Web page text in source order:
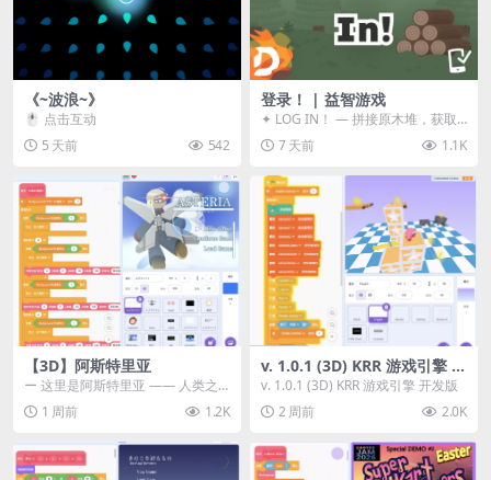
《~波浪~》
🖱️ 点击互动
5 天前
542
登录！ | 益智游戏
✦ LOG IN！ — 拼接原木堆，获取
分数！ ᑕ☲◎ ᑕ☲◎ ᑕ☲◎ ᑕ☲◎ ...
7 天前 1.1K
【3D】阿斯特里亚
ー 这里是阿斯特里亚 —— 人类之
罪与未来希望交汇之地 📖 游戏简
介 《阿斯特里...
1 周前 1.2K
v. 1.0.1 (3D) KRR 游戏引擎 开
发版
v. 1.0.1 (3D) KRR 游戏引擎 开发版
2 周前
2.0K